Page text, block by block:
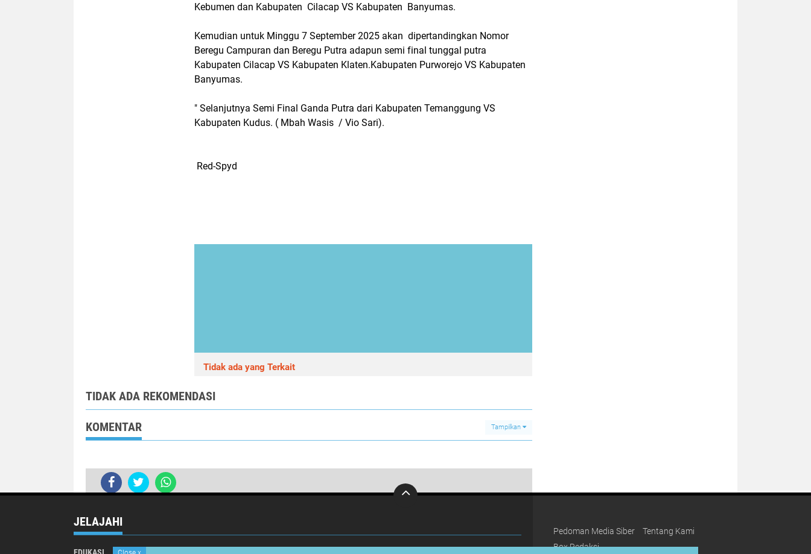
Kebumen dan Kabupaten Cilacap VS Kabupaten Banyumas.
Kemudian untuk Minggu 7 September 2025 akan dipertandingkan Nomor
Beregu Campuran dan Beregu Putra adapun semi final tunggal putra
Kabupaten Cilacap VS Kabupaten Klaten.Kabupaten Purworejo VS Kabupaten
Banyumas.
" Selanjutnya Semi Final Ganda Putra dari Kabupaten Temanggung VS
Kabupaten Kudus. ( Mbah Wasis / Vio Sari).
Red-Spyd
Tidak ada yang Terkait
TIDAK ADA REKOMENDASI
KOMENTAR Tampilkan
0
JELAJAHI
Pedoman Media Siber
Tentang Kami
Box Redaksi